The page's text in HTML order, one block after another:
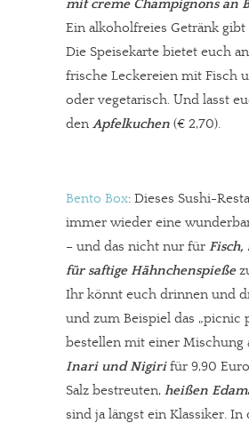
mit creme Champignons an
Ein alkoholfreies Getränk gibt
Die Speisekarte bietet euch
frische Leckereien mit Fisch
oder vegetarisch. Und lasst
den Apfelkuchen (€ 2,70).
Bento Box: Dieses Sushi-
immer wieder eine
– und das nicht nur für Fisch,
für saftige Hähnchenspieße
Ihr könnt euch drinnen und
und zum Beispiel das „picnic
bestellen mit einer Mischung
Inari und Nigirifür 9,90
Salz bestreuten, heißen
sind ja längst ein Klassiker. In